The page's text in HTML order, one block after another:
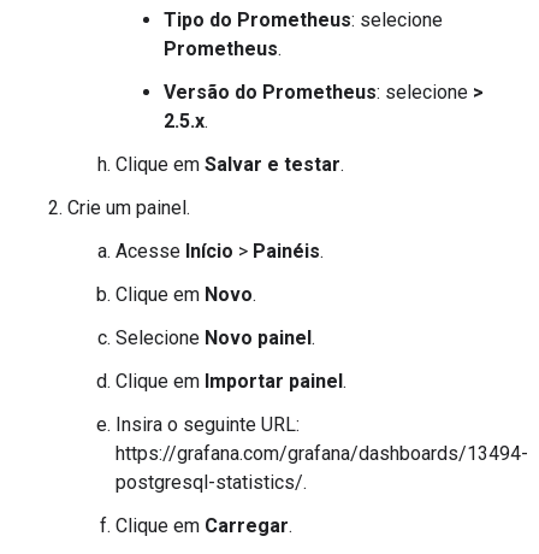
Tipo do Prometheus: selecione
Prometheus.
Versão do Prometheus: selecione >
2.5.x.
Clique em Salvar e testar.
Crie um painel.
Acesse Início > Painéis.
Clique em Novo.
Selecione Novo painel.
Clique em Importar painel.
Insira o seguinte URL:
https://grafana.com/grafana/dashboards/13494-
postgresql-statistics/.
Clique em Carregar.